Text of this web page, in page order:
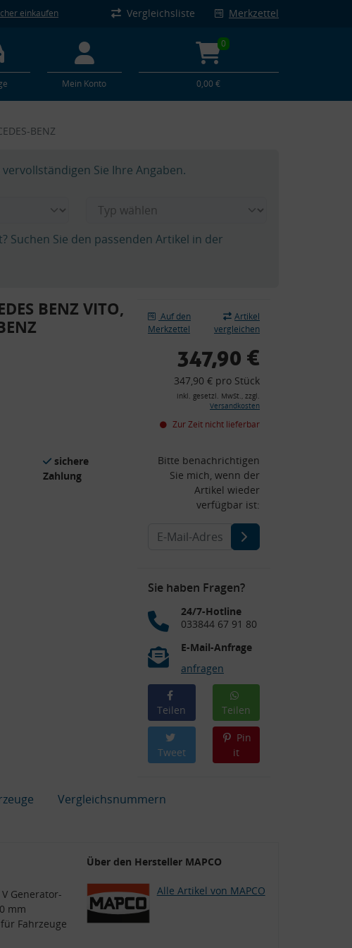
einkaufen Vergleichsliste Merkzettel
Mein Konto
0
0,00 €
BENZ
Sie Ihre Angaben.
Suchen Sie den passenden Artikel in der
BENZ VITO,
sichere
Zahlung
Auf den
Merkzettel
Artikel
vergleichen
347,90 €
347,90 € pro Stück
inkl. gesetzl. MwSt., zzgl.
Versandkosten
Zur Zeit nicht lieferbar
Bitte benachrichtigen
Sie mich, wenn der
Artikel wieder
verfügbar ist:
Sie haben Fragen?
24/7-Hotline
033844 67 91 80
E-Mail-Anfrage
anfragen
Teilen Teilen
Tweet
Pin
it
Vergleichsnummern
V Generator-
mm
Fahrzeuge
Über den Hersteller MAPCO
Alle Artikel von MAPCO